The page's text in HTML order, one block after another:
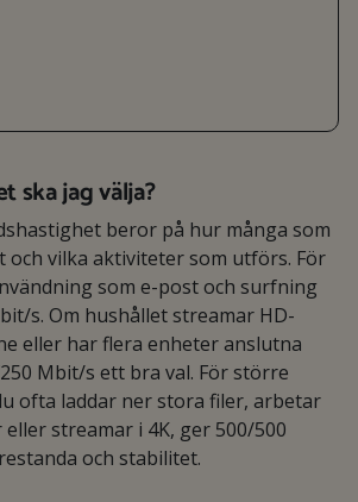
ska jag välja?
beror på hur många som
och vilka aktiviteter som utförs. För
som e-post och surfning
s. Om hushållet streamar HD-
eller har flera enheter anslutna
Mbit/s ett bra val. För större
ofta laddar ner stora filer, arbetar
streamar i 4K, ger 500/500
och stabilitet.